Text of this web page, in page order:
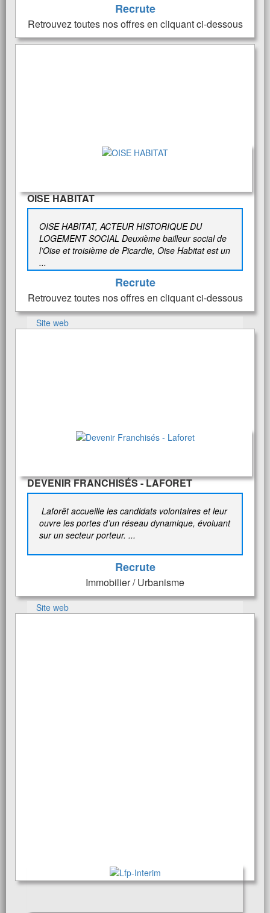
Recrute
Retrouvez toutes nos offres en cliquant ci-dessous
OISE HABITAT
OISE HABITAT, ACTEUR HISTORIQUE DU
LOGEMENT SOCIAL Deuxième bailleur social de
l’Oise et troisième de Picardie, Oise Habitat est un
...
Recrute
Retrouvez toutes nos offres en cliquant ci-dessous
Site web
DEVENIR FRANCHISÉS - LAFORET
Laforêt accueille les candidats volontaires et leur
ouvre les portes d’un réseau dynamique, évoluant
sur un secteur porteur. ...
Recrute
Immobilier / Urbanisme
Site web